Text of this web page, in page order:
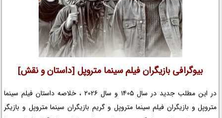
بیوگرافی بازیگران فیلم سینما متروپل [داستان و نقش]
در این مطلب جدید در سال 1405 و سال 2026 ، خلاصه داستان فیلم سینما
متروپل و بازیگران فیلم سینما متروپل و گریم بازیگران سینما متروپل و بازیگر